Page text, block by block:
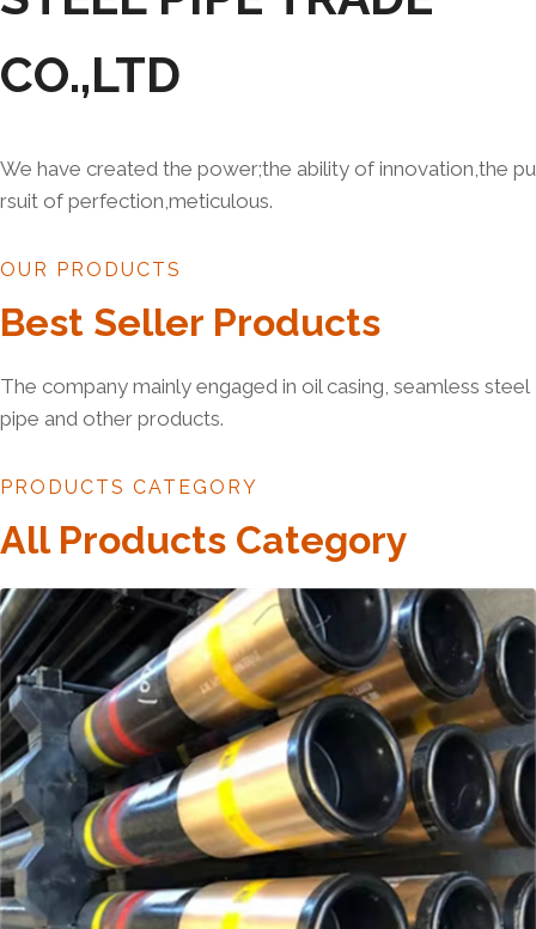
CO.,LTD
We have created the power;the ability of innovation,the pu
rsuit of perfection,meticulous.
OUR PRODUCTS
Best Seller Products
The company mainly engaged in oil casing, seamless steel
pipe and other products.
PRODUCTS CATEGORY
All Products Category